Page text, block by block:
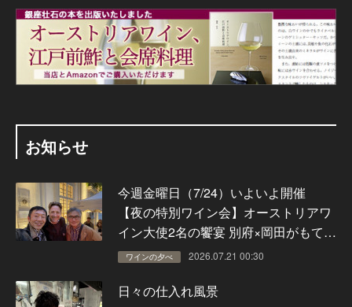
お知らせ
今週金曜日（7/24）いよいよ開催
【夜の特別ワイン会】オーストリアワ
イン大使2名の饗宴 別府×岡田がもて…
ワインの夕べ 2026.07.21 00:30
日々の仕入れ風景